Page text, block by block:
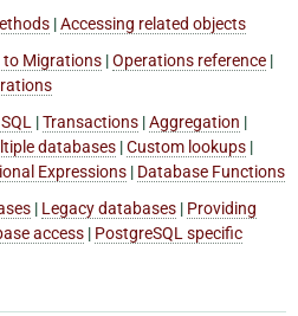
|Accessing related objects
Migrations |Operations reference |
|Transactions |Aggregation |
databases |Custom lookups |
Expressions | Database Functions
| Legacy databases | Providing
access | PostgreSQL specific